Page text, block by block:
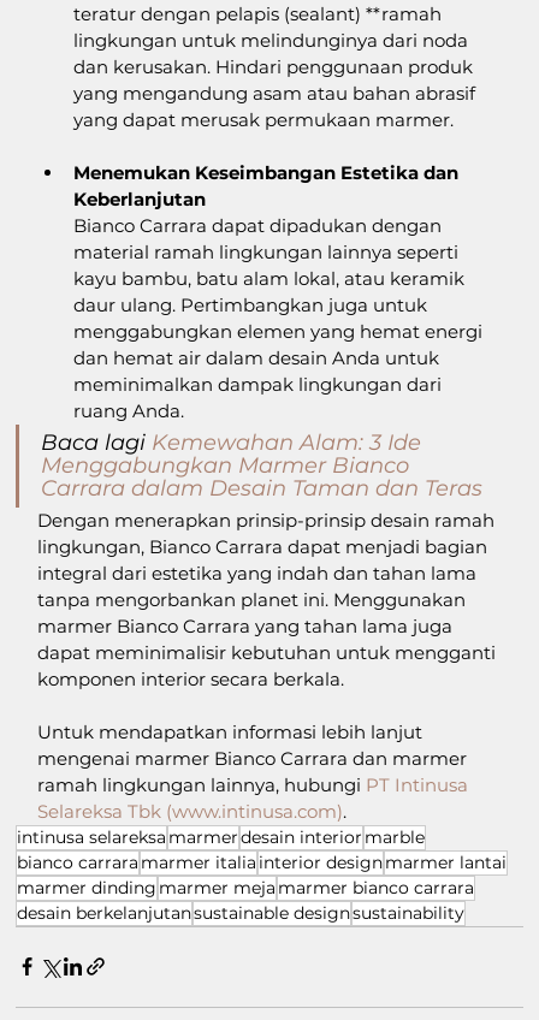
teratur dengan pelapis (sealant) **ramah
lingkungan untuk melindunginya dari noda
dan kerusakan. Hindari penggunaan produk
yang mengandung asam atau bahan abrasif
yang dapat merusak permukaan marmer.
Menemukan Keseimbangan Estetika dan
Keberlanjutan
Bianco Carrara dapat dipadukan dengan
material ramah lingkungan lainnya seperti
kayu bambu, batu alam lokal, atau keramik
daur ulang. Pertimbangkan juga untuk
menggabungkan elemen yang hemat energi
dan hemat air dalam desain Anda untuk
meminimalkan dampak lingkungan dari
ruang Anda.
Baca lagi Kemewahan Alam: 3 Ide
Menggabungkan Marmer Bianco
Carrara dalam Desain Taman dan Teras
Dengan menerapkan prinsip-prinsip desain ramah
lingkungan, Bianco Carrara dapat menjadi bagian
integral dari estetika yang indah dan tahan lama
tanpa mengorbankan planet ini. Menggunakan
marmer Bianco Carrara yang tahan lama juga
dapat meminimalisir kebutuhan untuk mengganti
komponen interior secara berkala.
Untuk mendapatkan informasi lebih lanjut
mengenai marmer Bianco Carrara dan marmer
ramah lingkungan lainnya, hubungi PT Intinusa
Selareksa Tbk (www.intinusa.com).
intinusa selareksa marmerdesain interior marble
bianco carrara marmer italia interior designmarmer lantai
marmer dinding marmer meja marmer bianco carrara
desain berkelanjutansustainable designsustainability